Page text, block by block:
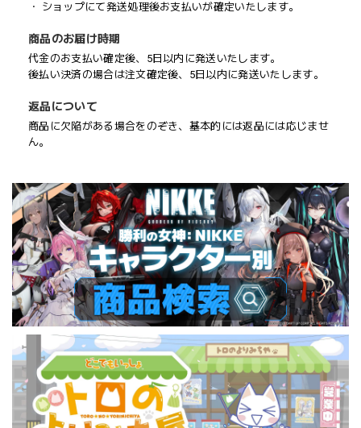
・ ショップにて発送処理後お支払いが確定いたします。
商品のお届け時期
代金のお支払い確定後、5日以内に発送いたします。
後払い決済の場合は注文確定後、5日以内に発送いたします。
返品について
商品に欠陥がある場合をのぞき、基本的には返品には応じませ
ん。